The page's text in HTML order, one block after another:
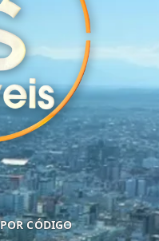
POR CÓDIGO